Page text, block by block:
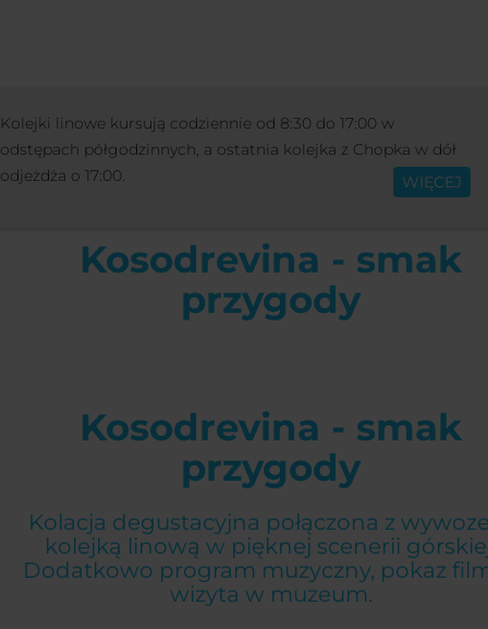
Polski
ZAJĘCIA WYDARZENIA
KOSODREVINA
Kosodrevina - smak
przygody
Kosodrevina - smak
przygody
Kolacja degustacyjna połączona z
kolejką linową w pięknej scenerii
Dodatkowo program muzyczny, pokaz
wizyta w muzeum.
Kolejki linowe kursują codziennie od 8:30 do 17:00 w
odstępach półgodzinnych, a ostatnia kolejka z Chopka w dół
odjeżdża o 17:00.
WIĘCEJ